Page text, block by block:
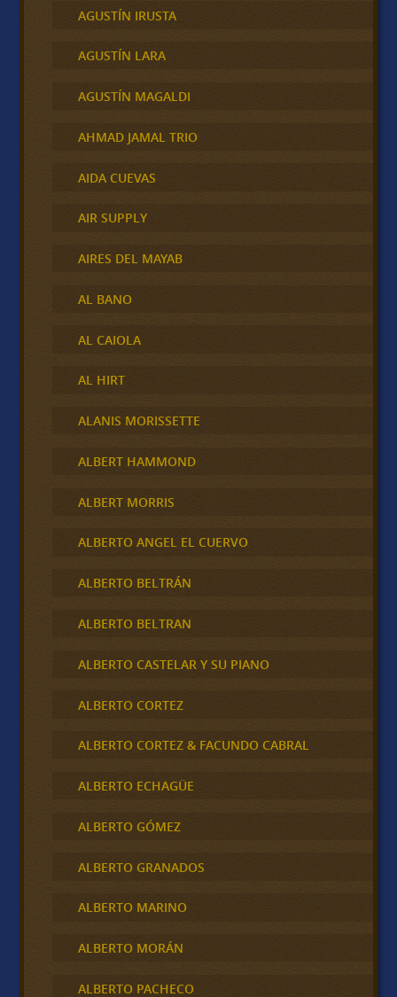
AGUSTÍN IRUSTA
AGUSTÍN LARA
AGUSTÍN MAGALDI
AHMAD JAMAL TRIO
AIDA CUEVAS
AIR SUPPLY
AIRES DEL MAYAB
AL BANO
AL CAIOLA
AL HIRT
ALANIS MORISSETTE
ALBERT HAMMOND
ALBERT MORRIS
ALBERTO ANGEL EL CUERVO
ALBERTO BELTRÁN
ALBERTO BELTRAN
ALBERTO CASTELAR Y SU PIANO
ALBERTO CORTEZ
ALBERTO CORTEZ & FACUNDO CABRAL
ALBERTO ECHAGÜE
ALBERTO GÓMEZ
ALBERTO GRANADOS
ALBERTO MARINO
ALBERTO MORÁN
ALBERTO PACHECO